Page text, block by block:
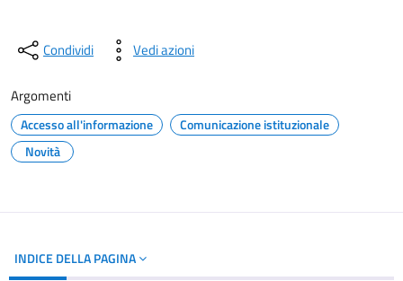
Condividi Vedi azioni
Argomenti
Accesso all'informazione
Comunicazione istituzionale
Novità
INDICE DELLA PAGINA